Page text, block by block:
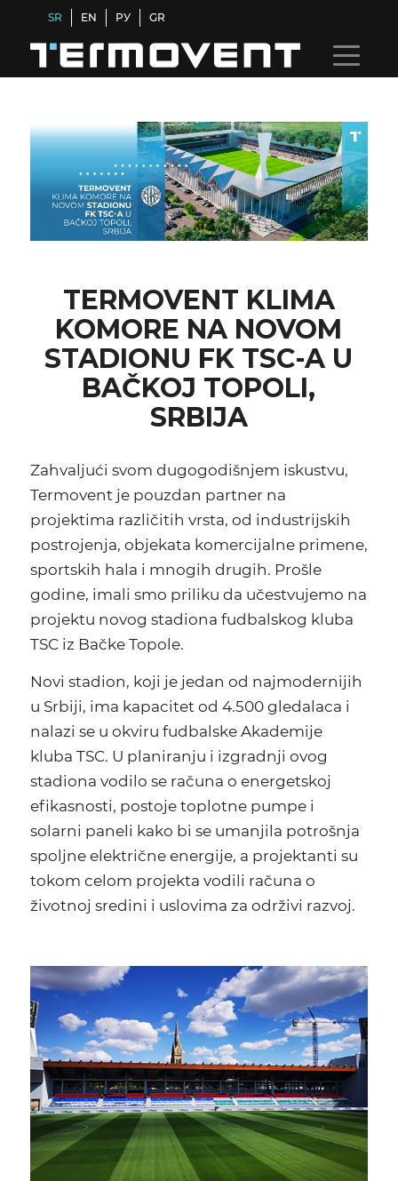
SR EN РУ GR
TERMOVENT KLIMA
KOMORE NA NOVOM
STADIONU FK TSC-A U
BAČKOJ TOPOLI,
SRBIJA
Zahvaljući svom dugogodišnjem iskustvu,
Termovent je pouzdan partner na
projektima različitih vrsta, od industrijskih
postrojenja, objekata komercijalne primene,
sportskih hala i mnogih drugih. Prošle
godine, imali smo priliku da učestvujemo na
projektu novog stadiona fudbalskog kluba
TSC iz Bačke Topole.
Novi stadion, koji je jedan od najmodernijih
u Srbiji, ima kapacitet od 4.500 gledalaca i
nalazi se u okviru fudbalske Akademije
kluba TSC. U planiranju i izgradnji ovog
stadiona vodilo se računa o energetskoj
efikasnosti, postoje toplotne pumpe i
solarni paneli kako bi se umanjila potrošnja
spoljne električne energije, a projektanti su
tokom celom projekta vodili računa o
životnoj sredini i uslovima za održivi razvoj.